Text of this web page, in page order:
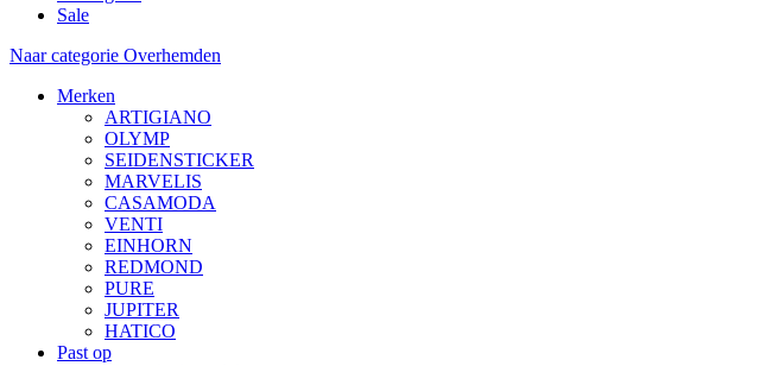
Sale
Naar categorie Overhemden
Merken
ARTIGIANO
OLYMP
SEIDENSTICKER
MARVELIS
CASAMODA
VENTI
EINHORN
REDMOND
PURE
JUPITER
HATICO
Past op